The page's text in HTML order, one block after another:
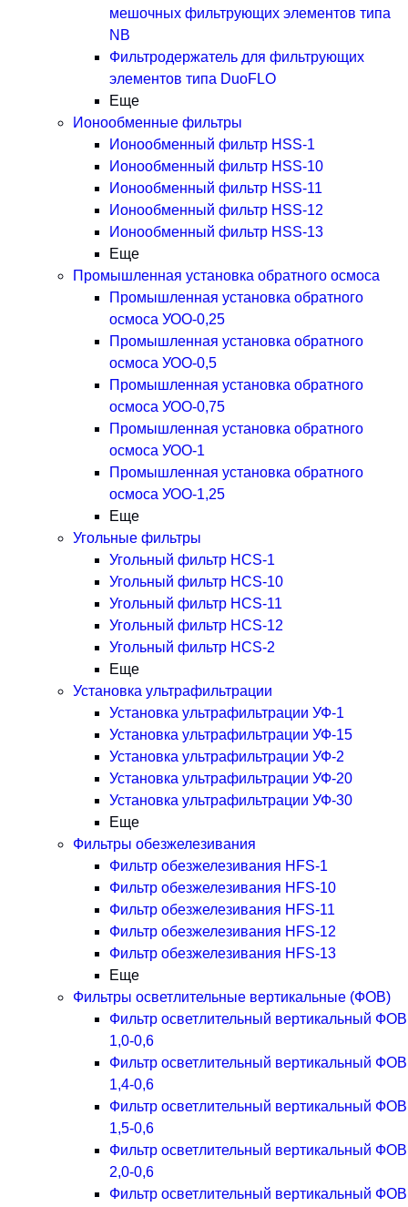
мешочных фильтрующих элементов типа
NB
Фильтродержатель для фильтрующих
элементов типа DuoFLO
Еще
Ионообменные фильтры
Ионообменный фильтр HSS-1
Ионообменный фильтр HSS-10
Ионообменный фильтр HSS-11
Ионообменный фильтр HSS-12
Ионообменный фильтр HSS-13
Еще
Промышленная установка обратного осмоса
Промышленная установка обратного
осмоса УОО-0,25
Промышленная установка обратного
осмоса УОО-0,5
Промышленная установка обратного
осмоса УОО-0,75
Промышленная установка обратного
осмоса УОО-1
Промышленная установка обратного
осмоса УОО-1,25
Еще
Угольные фильтры
Угольный фильтр HСS-1
Угольный фильтр HСS-10
Угольный фильтр HСS-11
Угольный фильтр HСS-12
Угольный фильтр HСS-2
Еще
Установка ультрафильтрации
Установка ультрафильтрации УФ-1
Установка ультрафильтрации УФ-15
Установка ультрафильтрации УФ-2
Установка ультрафильтрации УФ-20
Установка ультрафильтрации УФ-30
Еще
Фильтры обезжелезивания
Фильтр обезжелезивания HFS-1
Фильтр обезжелезивания HFS-10
Фильтр обезжелезивания HFS-11
Фильтр обезжелезивания HFS-12
Фильтр обезжелезивания HFS-13
Еще
Фильтры осветлительные вертикальные (ФОВ)
Фильтр осветлительный вертикальный ФОВ
1,0-0,6
Фильтр осветлительный вертикальный ФОВ
1,4-0,6
Фильтр осветлительный вертикальный ФОВ
1,5-0,6
Фильтр осветлительный вертикальный ФОВ
2,0-0,6
Фильтр осветлительный вертикальный ФОВ